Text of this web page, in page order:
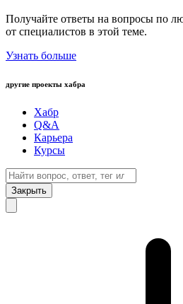
Получайте ответы на вопросы по
от специалистов в этой теме.
Узнать больше
другие проекты хабра
Хабр
Q&A
Карьера
Курсы
Закрыть